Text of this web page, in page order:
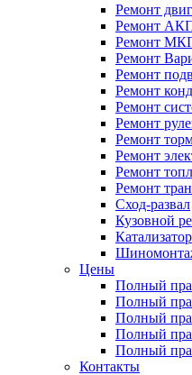
Ремонт
Ремонт
Ремонт
Ремонт
Ремонт
Ремонт
Ремонт
Ремонт
Ремонт
Ремонт
Ремонт
Ремонт
Сход-развал
Кузовной
Катализатор
Цены
Полный
Полный
Полный
Полный
Полный
Контакты